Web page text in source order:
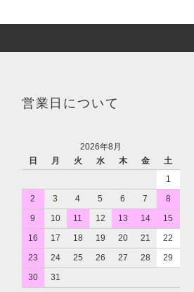
営業日について
2026年8月
日
月 火 水 木 金
土
1
2
3 4 5 6 7
8
9
10 11 12 13 14
15
16
17 18 19 20 21
22
23
24 25 26 27 28
29
30
31